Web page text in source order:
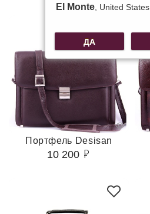
Портфель Desisan
10 200
El Monte , United States
ДА